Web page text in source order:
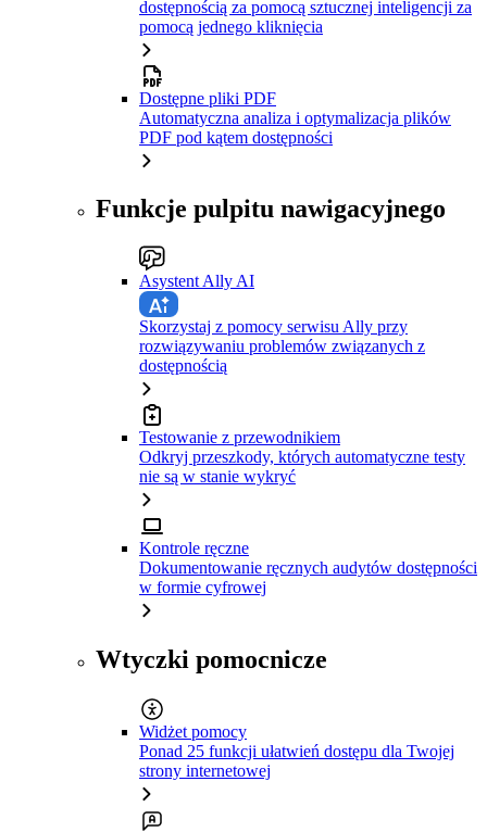
dostępnością za pomocą sztucznej inteligencji za
pomocą jednego kliknięcia
Dostępne pliki PDF
Automatyczna analiza i optymalizacja plików
PDF pod kątem dostępności
Funkcje pulpitu nawigacyjnego
Asystent Ally AI
Skorzystaj z pomocy serwisu Ally przy
rozwiązywaniu problemów związanych z
dostępnością
Testowanie z przewodnikiem
Odkryj przeszkody, których automatyczne testy
nie są w stanie wykryć
Kontrole ręczne
Dokumentowanie ręcznych audytów dostępności
w formie cyfrowej
Wtyczki pomocnicze
Widżet pomocy
Ponad 25 funkcji ułatwień dostępu dla Twojej
strony internetowej